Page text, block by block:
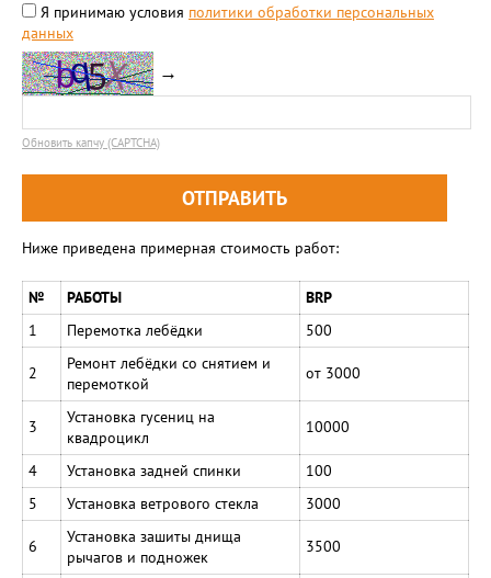
Я принимаю условия политики обработки персональных
данных
→
Обновить капчу (CAPTCHA)
Ниже приведена примерная стоимость работ:
№ РАБОТЫ
BRP
1
Перемотка лебёдки 500
2
Ремонт лебёдки со снятием и
перемоткой
от 3000
3
Установка гусениц на
квадроцикл
10000
4 Установка задней спинки
100
5
Установка ветрового стекла 3000
6
Установка зашиты днища
рычагов и подножек
3500